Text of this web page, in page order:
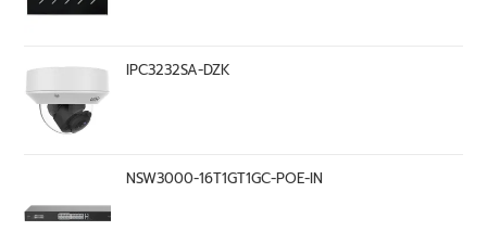
IPC3232SA-DZK
NSW3000-16T1GT1GC-POE-IN